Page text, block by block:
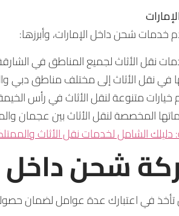
خدمات شحن داخل الإمارات، وأبرزها:
نقل الأثاث لجميع المناطق في
في نقل الأثاث إلى مختلف مناطق دبي
خيارات متنوعة لنقل الأثاث في رأس
المخصصة لنقل الأثاث بين عجمان
الشامل لخدمات نقل الأثاث
شحن
تأخذ في اعتبارك عدة عوامل لضمان